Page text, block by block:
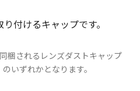
付けるキャップです。
梱されるレンズダストキャップ
いずれかとなります。